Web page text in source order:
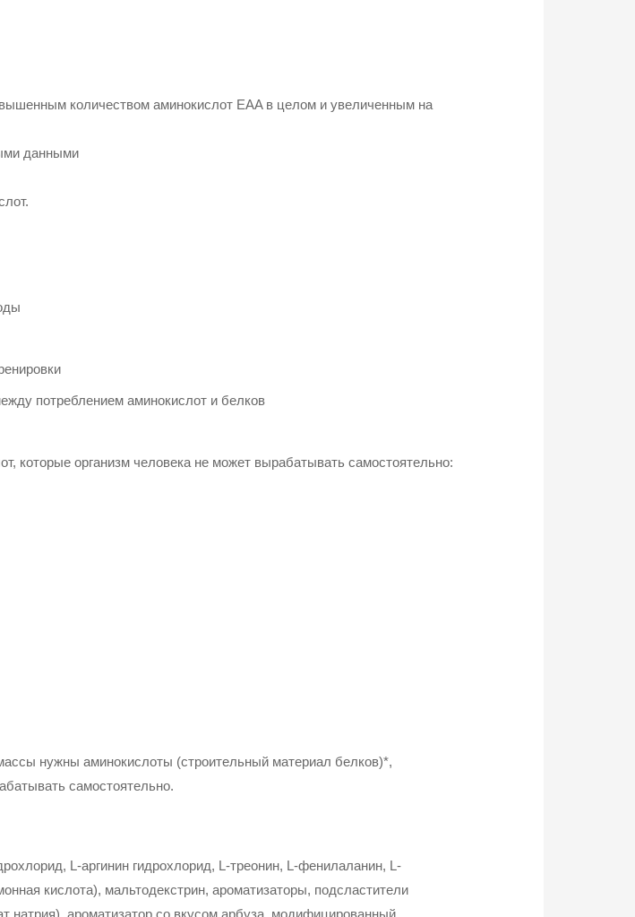
количеством аминокислот EAA в целом и увеличенным на
данными
потреблением аминокислот и белков
которые организм человека не может вырабатывать самостоятельно:
нужны аминокислоты (строительный материал белков)*,
самостоятельно.
L-аргинин гидрохлорид, L-треонин, L-фенилаланин, L-
кислота), мальтодекстрин, ароматизаторы, подсластители
натрия), ароматизатор со вкусом арбуза, модифицированный